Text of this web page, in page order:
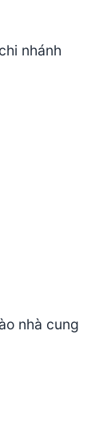
nhánh
nhà cung